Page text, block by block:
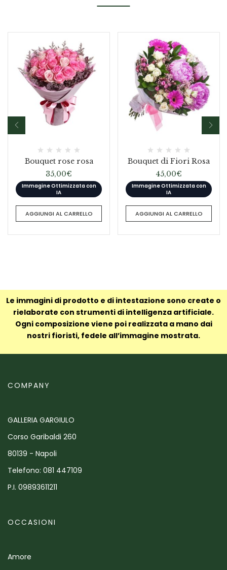
Bouquet rose rosa
35,00€
Immagine Ottimizzata con
IA
AGGIUNGI AL CARRELLO
Bouquet di Fiori Rosa
45,00€
Immagine Ottimizzata con
IA
AGGIUNGI AL CARRELLO
Le immagini di prodotto e di intestazione sono create o
rielaborate con strumenti di intelligenza artificiale.
Ogni composizione viene poi realizzata a mano dai
nostri fioristi, fedele all’immagine mostrata.
COMPANY
GALLERIA GARGIULO
Corso Garibaldi 260
80139 - Napoli
Telefono: 081 447109
P.I. 09893611211
OCCASIONI
Amore